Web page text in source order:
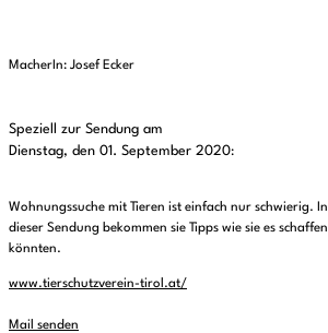
MacherIn: Josef Ecker
Speziell zur Sendung am
Dienstag, den 01. September 2020:
Wohnungssuche mit Tieren ist einfach nur schwierig. In
dieser Sendung bekommen sie Tipps wie sie es schaffen
könnten.
www.tierschutzverein-tirol.at/
Mail senden